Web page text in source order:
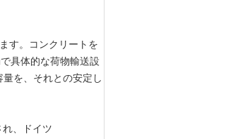
す。コンクリートを
具体的な荷物輸送設
を、それとの安定し
、ドイツ